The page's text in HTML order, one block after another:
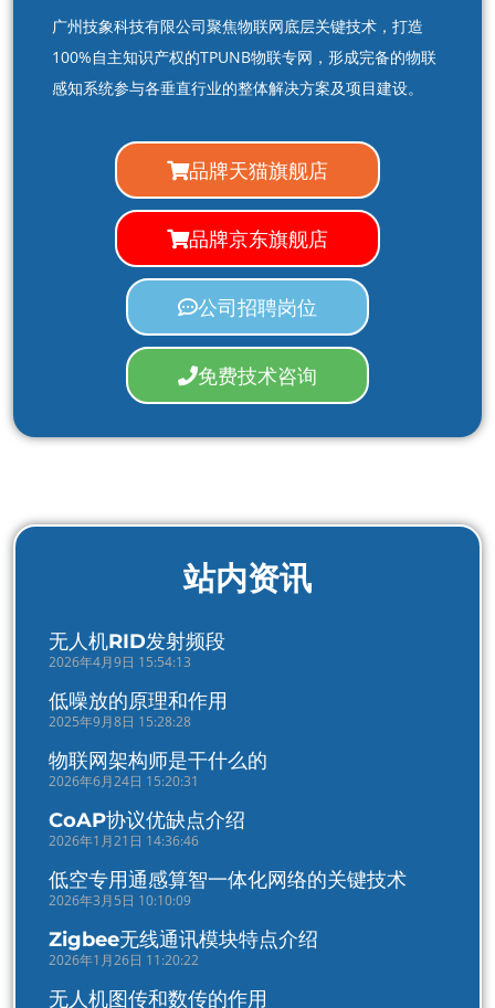
广州技象科技有限公司聚焦物联网底层关键技术，打造
100%自主知识产权的TPUNB物联专网，形成完备的物联
感知系统参与各垂直行业的整体解决方案及项目建设。
品牌天猫旗舰店
品牌京东旗舰店
公司招聘岗位
免费技术咨询
站内资讯
无人机RID发射频段
2026年4月9日 15:54:13
低噪放的原理和作用
2025年9月8日 15:28:28
物联网架构师是干什么的
2026年6月24日 15:20:31
CoAP协议优缺点介绍
2026年1月21日 14:36:46
低空专用通感算智一体化网络的关键技术
2026年3月5日 10:10:09
Zigbee无线通讯模块特点介绍
2026年1月26日 11:20:22
无人机图传和数传的作用